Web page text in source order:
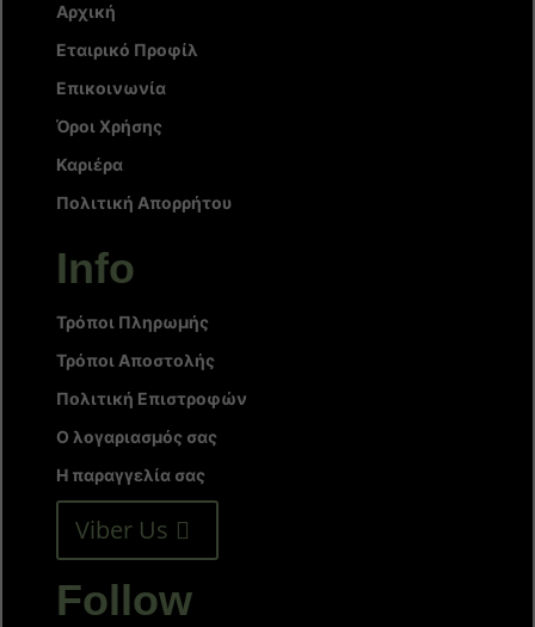
Αρχική
Εταιρικό Προφίλ
Επικοινωνία
Όροι Χρήσης
Καριέρα
Πολιτική Απορρήτου
Info
Τρόποι Πληρωμής
Τρόποι Αποστολής
Πολιτική Επιστροφών
Ο λογαριασμός σας
Η παραγγελία σας
Viber Us
Follow